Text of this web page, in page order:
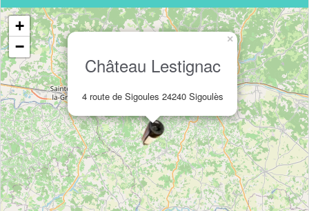
Château Lestignac
4 route de Sigoules 24240 Sigoulès
×
+
−